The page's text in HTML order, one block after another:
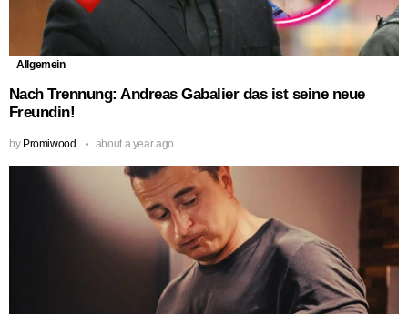
Allgemein
Nach Trennung: Andreas Gabalier das ist seine neue
Freundin!
by Promiwood about a year ago